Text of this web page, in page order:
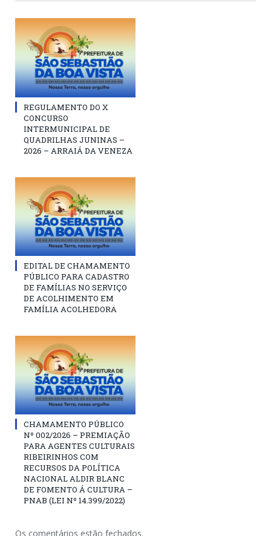
REGULAMENTO DO X
CONCURSO
INTERMUNICIPAL DE
QUADRILHAS JUNINAS –
2026 – ARRAIÁ DA VENEZA
EDITAL DE CHAMAMENTO
PÚBLICO PARA CADASTRO
DE FAMÍLIAS NO SERVIÇO
DE ACOLHIMENTO EM
FAMÍLIA ACOLHEDORA
CHAMAMENTO PÚBLICO
Nº 002/2026 – PREMIAÇÃO
PARA AGENTES CULTURAIS
RIBEIRINHOS COM
RECURSOS DA POLÍTICA
NACIONAL ALDIR BLANC
DE FOMENTO Á CULTURA –
PNAB (LEI Nº 14.399/2022)
Os comentários estão fechados.